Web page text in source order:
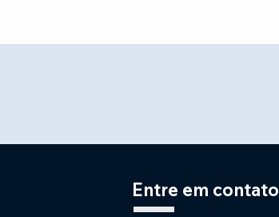
Entre em contato